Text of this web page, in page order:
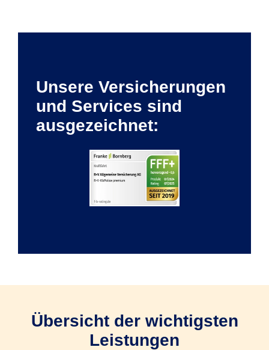
Unsere Versicherungen
und Services sind
ausgezeichnet:
Übersicht der wichtigsten
Leistungen